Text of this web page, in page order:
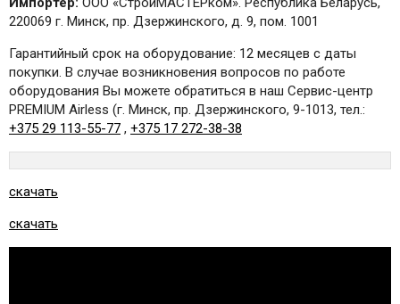
220069 г. Минск, пр. Дзержинского, д. 9, пом. 1001
Гарантийный срок на оборудование: 12 месяцев с даты
покупки. В случае возникновения вопросов по работе
оборудования Вы можете обратиться в наш Сервис-центр
PREMIUM Airless (г. Минск, пр. Дзержинского, 9-1013, тел.:
+375 29 113-55-77 , +375 17 272-38-38
скачать
скачать